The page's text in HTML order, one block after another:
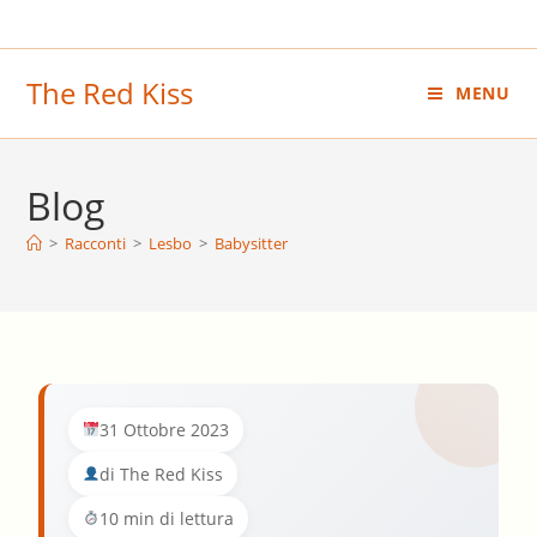
al
The Red Kiss MENU
Blog
> Racconti > Lesbo > Babysitter
31 Ottobre 2023
di The Red Kiss
10 min di lettura